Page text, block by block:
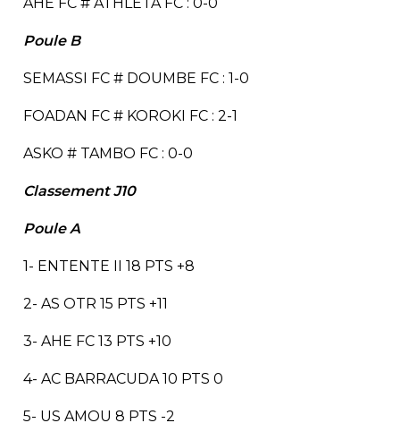
Poule B
SEMASSI FC # DOUMBE FC : 1-0
FOADAN FC # KOROKI FC : 2-1
ASKO # TAMBO FC : 0-0
Classement J10
Poule A
1- ENTENTE II 18 PTS +8
2- AS OTR 15 PTS +11
3- AHE FC 13 PTS +10
4- AC BARRACUDA 10 PTS 0
5- US AMOU 8 PTS -2